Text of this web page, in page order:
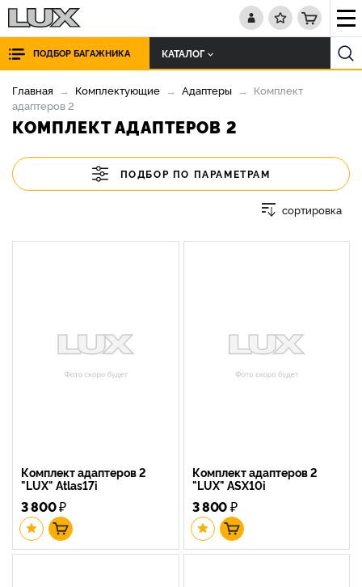
ПОДБОР БАГАЖНИКА КАТАЛОГ
Главная Комплектующие Адаптеры
Комплект
адаптеров 2
КОМПЛЕКТ АДАПТЕРОВ 2
ПОДБОР ПО ПАРАМЕТРАМ
сортировка
Комплект адаптеров 2
"LUX" Atlas17i
3 800₽
Комплект адаптеров 2
"LUX" ASX10i
3 800₽